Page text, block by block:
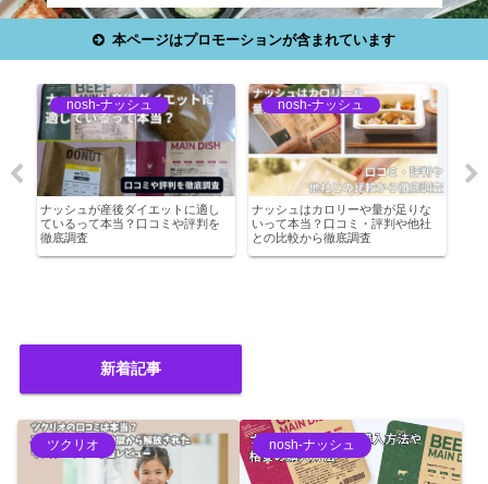
本ページはプロモーションが含まれています
nosh-ナッシュ
ナッシュが産後ダイエットに適し
ているって本当？口コミや評判を
徹底調査
nosh-ナッシュ
ナッシュはカロリーや量が足りな
いって本当？口コミ・評判や他社
との比較から徹底調査
新着記事
ツクリオ nosh-ナッシュ